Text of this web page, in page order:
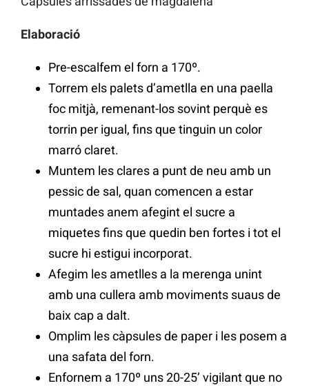
Elaboració
Pre-escalfem el forn a 170º.
Torrem els palets d’ametlla en una paella
foc mitjà, remenant-los sovint perquè es
torrin per igual, fins que tinguin un color
marró claret.
Muntem les clares a punt de neu amb un
pessic de sal, quan comencen a estar
muntades anem afegint el sucre a
miquetes fins que quedin ben fortes i tot el
sucre hi estigui incorporat.
Afegim les ametlles a la merenga unint
amb una cullera amb moviments suaus de
baix cap a dalt.
Omplim les càpsules de paper i les posem a
una safata del forn.
Enfornem a 170º uns 20-25’ vigilant que no